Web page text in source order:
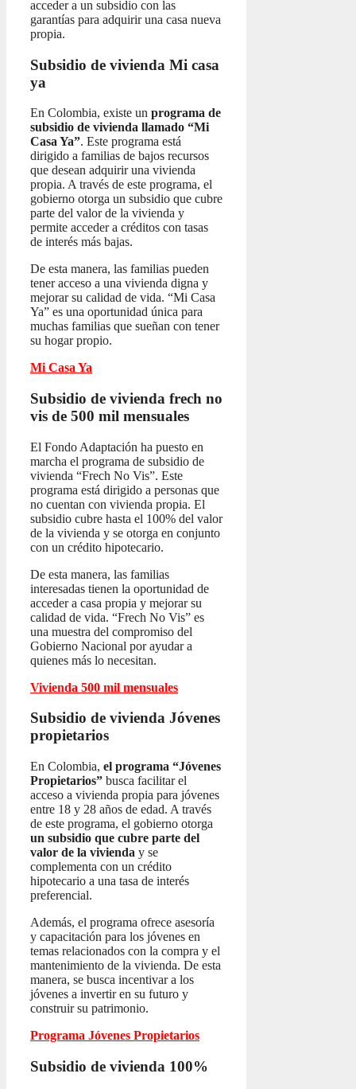
acceder a un subsidio con las
garantías para adquirir una casa nueva
propia.
Subsidio de vivienda Mi casa
ya
En Colombia, existe un programa de
subsidio de vivienda llamado “Mi
Casa Ya”. Este programa está
dirigido a familias de bajos recursos
que desean adquirir una vivienda
propia. A través de este programa, el
gobierno otorga un subsidio que cubre
parte del valor de la vivienda y
permite acceder a créditos con tasas
de interés más bajas.
De esta manera, las familias pueden
tener acceso a una vivienda digna y
mejorar su calidad de vida. “Mi Casa
Ya” es una oportunidad única para
muchas familias que sueñan con tener
su hogar propio.
Mi Casa Ya
Subsidio de vivienda frech no
vis de 500 mil mensuales
El Fondo Adaptación ha puesto en
marcha el programa de subsidio de
vivienda “Frech No Vis”. Este
programa está dirigido a personas que
no cuentan con vivienda propia. El
subsidio cubre hasta el 100% del valor
de la vivienda y se otorga en conjunto
con un crédito hipotecario.
De esta manera, las familias
interesadas tienen la oportunidad de
acceder a casa propia y mejorar su
calidad de vida. “Frech No Vis” es
una muestra del compromiso del
Gobierno Nacional por ayudar a
quienes más lo necesitan.
Vivienda 500 mil mensuales
Subsidio de vivienda Jóvenes
propietarios
En Colombia, el programa “Jóvenes
Propietarios” busca facilitar el
acceso a vivienda propia para jóvenes
entre 18 y 28 años de edad. A través
de este programa, el gobierno otorga
un subsidio que cubre parte del
valor de la vivienda y se
complementa con un crédito
hipotecario a una tasa de interés
preferencial.
Además, el programa ofrece asesoría
y capacitación para los jóvenes en
temas relacionados con la compra y el
mantenimiento de la vivienda. De esta
manera, se busca incentivar a los
jóvenes a invertir en su futuro y
construir su patrimonio.
Programa Jóvenes Propietarios
Subsidio de vivienda 100%